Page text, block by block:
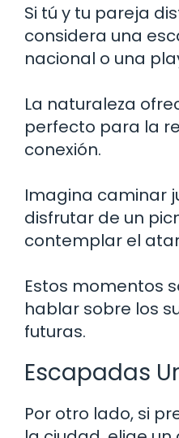
Si tú y tu pareja
considera una
nacional o una
La naturaleza
perfecto para la
conexión.
Imagina caminar
disfrutar de un
contemplar el
Estos momentos
hablar sobre los
futuras.
Escapadas
Por otro lado, si